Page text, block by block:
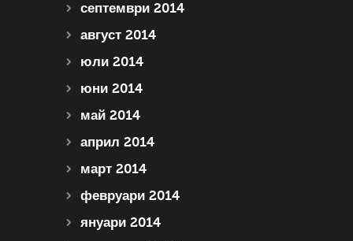
септември 2014
август 2014
юли 2014
юни 2014
май 2014
април 2014
март 2014
февруари 2014
януари 2014